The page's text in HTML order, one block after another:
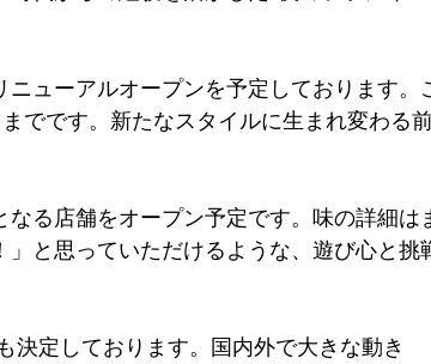
ニューアルオープンを予定しております。
でです。新たなスタイルに生まれ変わる
なる店舗をオープン予定です。味の詳細は
と思っていただけるような、遊び心と挑
決定しております。国内外で大きな動き